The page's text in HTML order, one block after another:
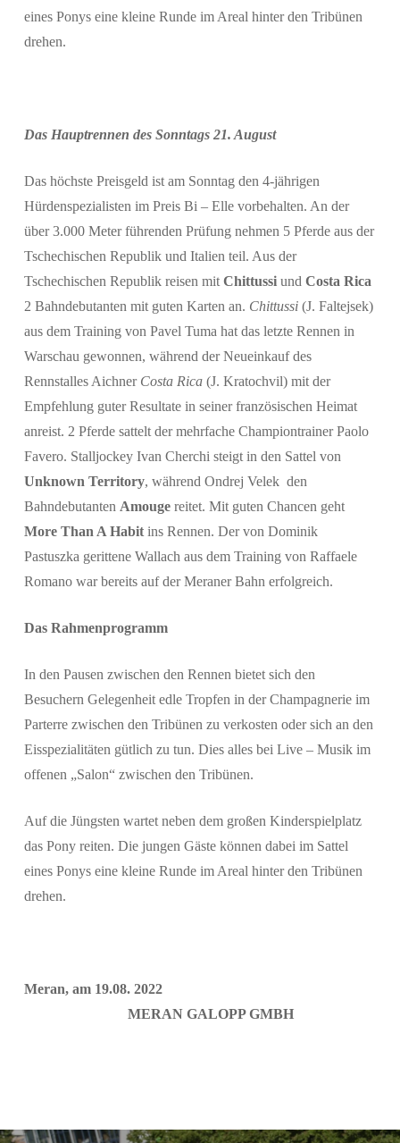
eines Ponys eine kleine Runde im Areal hinter den Tribünen
drehen.
Das Hauptrennen des Sonntags 21. August
Das höchste Preisgeld ist am Sonntag den 4-jährigen
Hürdenspezialisten im Preis Bi – Elle vorbehalten. An der
über 3.000 Meter führenden Prüfung nehmen 5 Pferde aus der
Tschechischen Republik und Italien teil. Aus der
Tschechischen Republik reisen mit Chittussiund Costa Rica
2 Bahndebutanten mit guten Karten an. Chittussi(J. Faltejsek)
aus dem Training von Pavel Tuma hat das letzte Rennen in
Warschau gewonnen, während der Neueinkauf des
Rennstalles Aichner Costa Rica(J. Kratochvil) mit der
Empfehlung guter Resultate in seiner französischen Heimat
anreist. 2 Pferde sattelt der mehrfache Championtrainer Paolo
Favero. Stalljockey Ivan Cherchi steigt in den Sattel von
Unknown Territory, während Ondrej Velek den
Bahndebutanten Amougereitet. Mit guten Chancen geht
More Than A Habitins Rennen. Der von Dominik
Pastuszka gerittene Wallach aus dem Training von Raffaele
Romano war bereits auf der Meraner Bahn erfolgreich.
Das Rahmenprogramm
In den Pausen zwischen den Rennen bietet sich den
Besuchern Gelegenheit edle Tropfen in der Champagnerie im
Parterre zwischen den Tribünen zu verkosten oder sich an den
Eisspezialitäten gütlich zu tun. Dies alles bei Live – Musik im
offenen „Salon“ zwischen den Tribünen.
Auf die Jüngsten wartet neben dem großen Kinderspielplatz
das Pony reiten. Die jungen Gäste können dabei im Sattel
eines Ponys eine kleine Runde im Areal hinter den Tribünen
drehen.
Meran, am 19.08. 2022
MERAN GALOPP GMBH